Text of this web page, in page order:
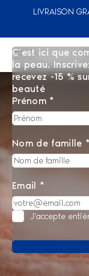
LIVRAISON
C’est ici que
la peau.
recevez -15 %
beauté
Prénom *
Nom de famille *
Email *
J'accepte